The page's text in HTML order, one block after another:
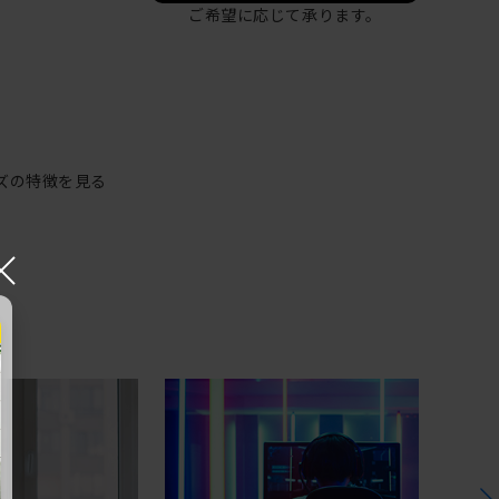
ご希望に応じて承ります。
の特徴を見る